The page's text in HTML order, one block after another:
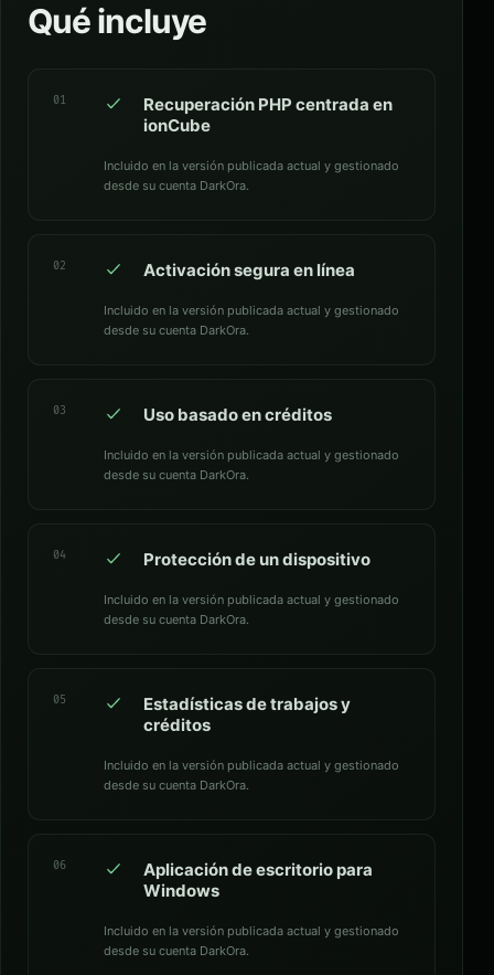
Qué incluye
01
Recuperación PHP centrada en
ionCube
Incluido en la versión publicada actual y gestionado
desde su cuenta DarkOra.
02 Activación segura en línea
Incluido en la versión publicada actual y gestionado
desde su cuenta DarkOra.
03 Uso basado en créditos
Incluido en la versión publicada actual y gestionado
desde su cuenta DarkOra.
04 Protección de un dispositivo
Incluido en la versión publicada actual y gestionado
desde su cuenta DarkOra.
05
Estadísticas de trabajos y
créditos
Incluido en la versión publicada actual y gestionado
desde su cuenta DarkOra.
06
Aplicación de escritorio para
Windows
Incluido en la versión publicada actual y gestionado
desde su cuenta DarkOra.